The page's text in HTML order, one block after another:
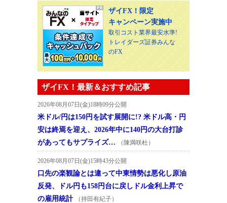
ザイFX！限定
キャンペーン実施中
取引コスト業界最安水準!
トレイダーズ証券みんな
のFX
ザイFX！最新＆おすすめ記事
2026年08月07日(金)18時09分公開
米ドル/円は150円を試す展開に!? 米ドル高・円
安は終焉を迎え、2026年中に140円の大台打診
があってもサプライズ…
（陳満咲杜）
2026年08月07日(金)15時43分公開
口先の楽観論とは違って中東情勢は悪化し原油
反発、ドル円も158円台に戻しドル金利上昇で
の雇用統計
（持田有紀子）